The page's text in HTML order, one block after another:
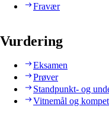
Fravær
Vurdering
Eksamen
Prøver
Standpunkt- og
Vitnemål og